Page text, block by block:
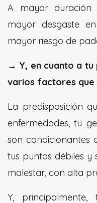
A mayor duración
mayor desgaste
mayor riesgo de
→ Y, en cuanto a tu
varios factores que
La predisposición
enfermedades, tu
son condicionantes
tus puntos débiles y
malestar, con alta
Y,